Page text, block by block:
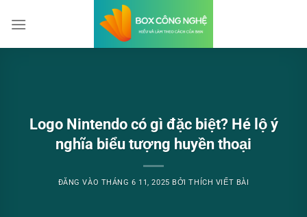
qua
Logo Nintendo có gì đặc biệt? Hé lộ ý
nghĩa biểu tượng huyền thoại
ĐĂNG VÀO THÁNG 6 11, 2025 BỞITHÍCH VIẾT BÀI